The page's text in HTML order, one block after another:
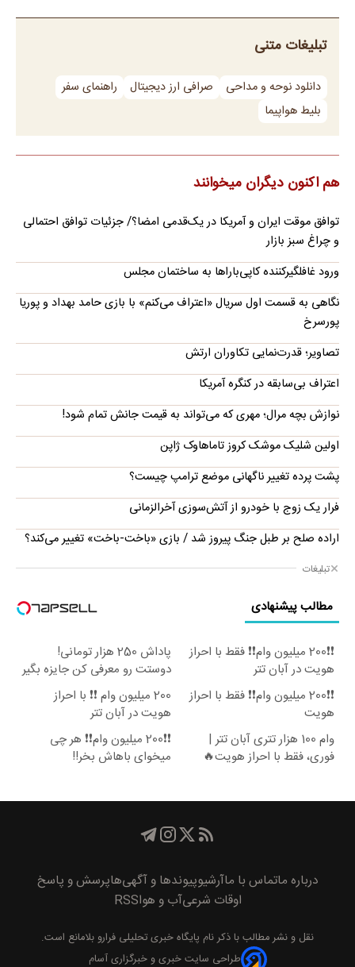
تبلیغات متنی
دانلود نوحه و مداحی صرافی ارز دیجیتال
راهنمای سفر
بلیط هواپیما
هم اکنون دیگران میخوانند
توافق موقت ایران و آمریکا در یک‌قدمی امضا؟/ جزئیات توافق احتمالی
و چراغ سبز بازار
ورود غافلگیرکننده کاپی‌باراها به ساختمان مجلس
نگاهی به قسمت اول سریال «اعتراف می‌کنم» با بازی حامد بهداد و پوریا
پورسرخ
تصاویر؛ قدرت‌نمایی تکاوران ارتش
اعتراف بی‌سابقه در کنگره آمریکا
نوازش بچه مرال؛ مهری که می‌تواند به قیمت جانش تمام شود!
اولین شلیک موشک کروز تاماهاوک ژاپن
پشت پرده تغییر ناگهانی موضع ترامپ چیست؟
فرار یک زوج با خودرو از آتش‌سوزی آخرالزمانی
اراده صلح بر طبل جنگ پیروز شد / بازی «باخت-باخت» تغییر می‌کند؟
تبلیغات
مطالب پیشنهادی
❗❗200 میلیون وام❗❗ فقط با احراز
هویت در آبان تتر
پاداش 250 هزار تومانی!
دوستت رو معرفی کن جایزه بگیر
😍
❗❗200 میلیون وام❗❗ فقط با احراز
هویت
200 میلیون وام ❗❗ با احراز
هویت در آبان تتر
وام 100 هزار تتری آبان تتر |
فوری، فقط با احراز هویت🔥
❗❗200 میلیون وام❗❗ هر چی
میخوای باهاش بخر!!
درباره ماتماس با ماآرشیوپیوند‌ها و آگهی‌هاپرسش و پاسخ
اوقات شرعیآب و هواRSS
نقل و نشر مطالب با ذکر نام پايگاه خبری تحليلی فرارو بلامانع است.
طراحی سایت خبری و خبرگزاری آسام